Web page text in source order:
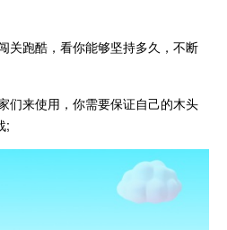
跑酷，看你能够坚持多久，不断
来使用，你需要保证自己的木头
;